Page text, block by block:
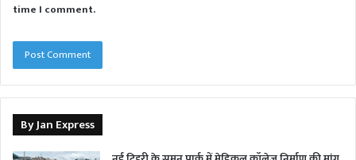
time I comment.
By Jan Express